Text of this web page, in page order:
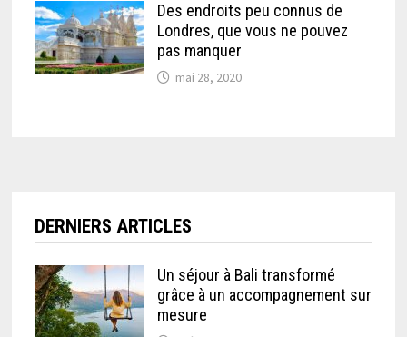
Des endroits peu connus de
Londres, que vous ne pouvez
pas manquer
mai 28, 2020
DERNIERS ARTICLES
Un séjour à Bali transformé
grâce à un accompagnement sur
mesure